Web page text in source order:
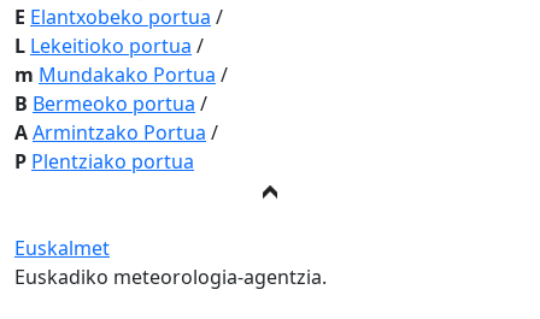
E Elantxobeko portua /
L Lekeitioko portua /
m Mundakako Portua /
B Bermeoko portua /
AArmintzako Portua /
P Plentziako portua
Euskalmet
Euskadiko meteorologia-agentzia.